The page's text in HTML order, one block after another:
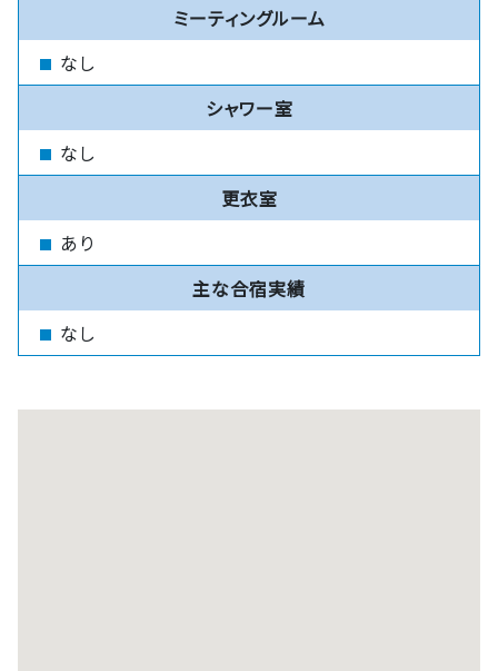
ミーティングルーム
なし
シャワー室
なし
更衣室
あり
主な合宿実績
なし